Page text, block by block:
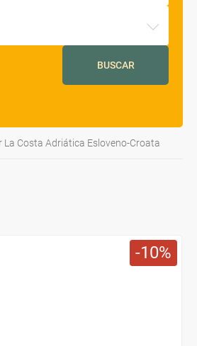
BUSCAR
La Costa Adriática Esloveno-Croata
10